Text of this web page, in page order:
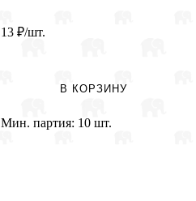
13 ₽/шт.
В КОРЗИНУ
Мин. партия: 10 шт.